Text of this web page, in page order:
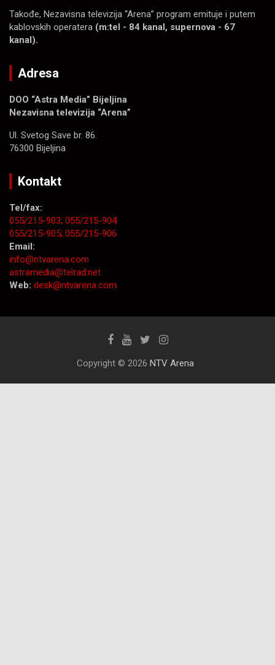
Takođe, Nezavisna televizija “Arena” program emituje i putem
kablovskih operatera (m:tel - 84 kanal, supernova - 67
kanal).
Adresa
DOO “Astra Media” Bijeljina
Nezavisna televizija “Arena”
Ul. Svetog Save br. 86.
76300 Bijeljina
Kontakt
Tel/fax:
055/215-903; 055/215-904
055/215-905; 055/215-906
Email:
info@ntvarena.com
astramedia@telrad.net
Web: desk@ntvarena.com
Copyright © 2026 NTV Arena